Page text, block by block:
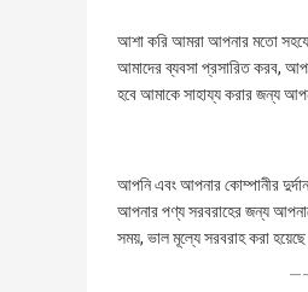
আশা করি আমরা আপনার মতো
আমাদের ব্যবসা প্রসারিত করব,
হবে আমাকে সাহায্য করার জন্য
আপনি এবং আপনার কোম্পানীর
আপনার পণ্য সরবরাহের জন্য
সময়, ভাল মূল্যে সরবরাহ করা
——